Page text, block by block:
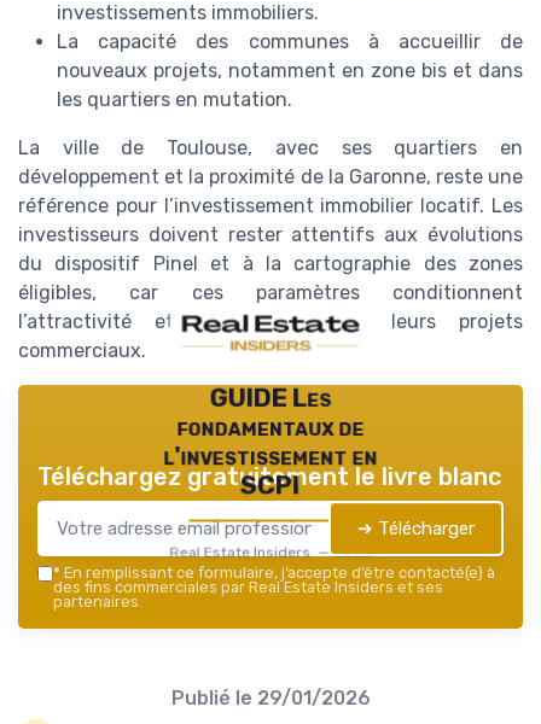
investissements immobiliers.
La capacité des communes à accueillir de
nouveaux projets, notamment en zone bis et dans
les quartiers en mutation.
La ville de Toulouse, avec ses quartiers en
développement et la proximité de la Garonne, reste une
référence pour l’investissement immobilier locatif. Les
investisseurs doivent rester attentifs aux évolutions
du dispositif Pinel et à la cartographie des zones
éligibles, car ces paramètres conditionnent
l’attractivité et la pérennité de leurs projets
commerciaux.
GUIDE Les
fondamentaux de
l'investissement en
SCPI
Real Estate Insiders — 2026
Téléchargez gratuitement le livre blanc
➔ Télécharger
* En remplissant ce formulaire, j’accepte d’être contacté(e) à
des fins commerciales par Real Estate Insiders et ses
partenaires.
Publié le 29/01/2026